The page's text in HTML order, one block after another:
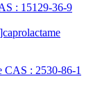
: 15129-36-9
: 2530-86-1